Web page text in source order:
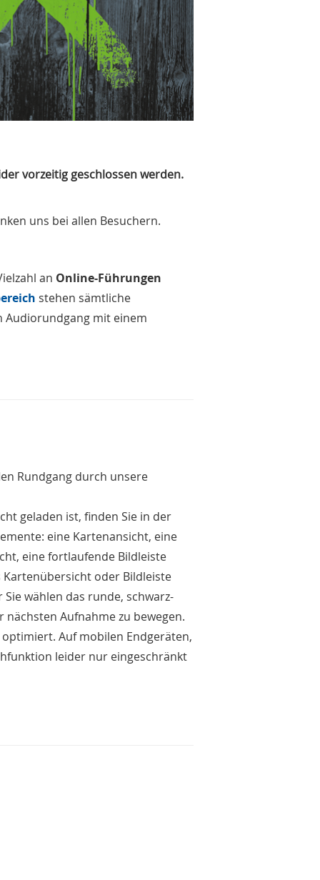
vorzeitig geschlossen werden.
uns bei allen Besuchern.
an Online-Führungen
stehen sämtliche
Audiorundgang mit einem
Rundgang durch unsere
geladen ist, finden Sie in der
eine Kartenansicht, eine
eine fortlaufende Bildleiste
oder Bildleiste
wählen das runde, schwarz-
Aufnahme zu bewegen.
Auf mobilen Endgeräten,
leider nur eingeschränkt